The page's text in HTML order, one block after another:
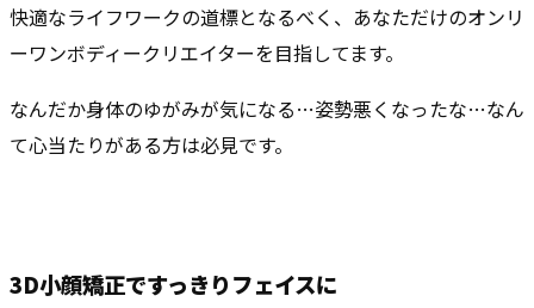
快適なライフワークの道標となるべく、あなただけのオンリ
ーワンボディークリエイターを目指してます。
なんだか身体のゆがみが気になる…姿勢悪くなったな…なん
て心当たりがある方は必見です。
3D小顔矯正ですっきりフェイスに